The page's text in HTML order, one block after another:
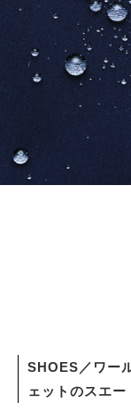
SHOES／ワー
ェットのスエ